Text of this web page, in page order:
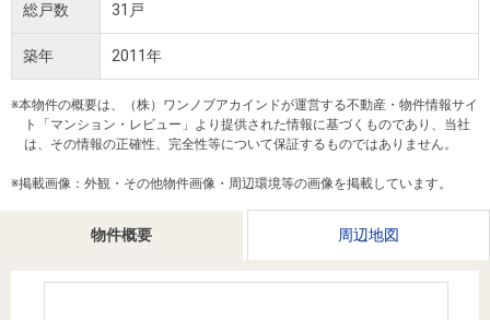
中古
マン
ショ
ンを
探す
新
中古
一戸
建て
を探
す
投
資
事業
用物
無
査
定
売
相
談
AI
時手
取り
店舗のご
案内（首
都圏）
店舗のご
古屋）
店舗のご
西）
ごあいさ
つ
会社概
MUFG
経営ビジ
ョン
組織図
役員一
覧
リリース
会社案内
新卒採用
情報
キャリア
法人のお客さま
会員ページ物件概要 周辺地図
総戸数 31戸
築年 2011年
※本物件の概要は、（株）ワンノブアカインドが運営する不動産・物件情報サイ
ト「マンション・レビュー」より提供された情報に基づくものであり、当社
は、その情報の正確性、完全性等について保証するものではありません。
※掲載画像：外観・その他物件画像・周辺環境等の画像を掲載しています。